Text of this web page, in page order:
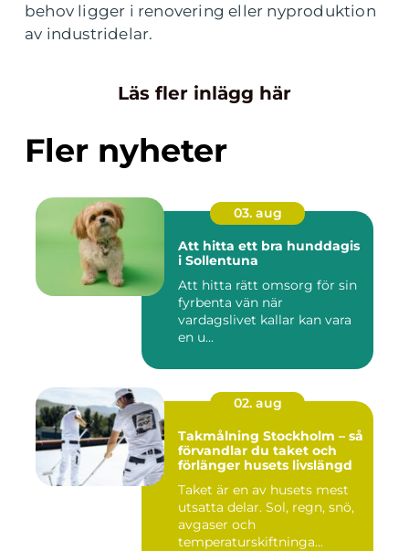
behov ligger i renovering eller nyproduktion
av industridelar.
Läs fler inlägg här
Fler nyheter
03. aug
Att hitta ett bra hunddagis
i Sollentuna
Att hitta rätt omsorg för sin
fyrbenta vän när
vardagslivet kallar kan vara
en u...
02. aug
Takmålning Stockholm – så
förvandlar du taket och
förlänger husets livslängd
Taket är en av husets mest
utsatta delar. Sol, regn, snö,
avgaser och
temperaturskiftninga...